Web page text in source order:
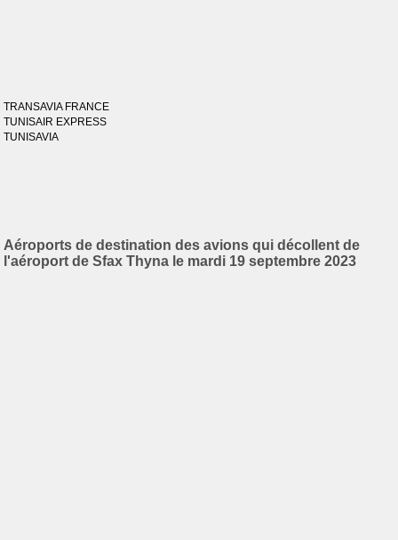
TRANSAVIA FRANCE
TUNISAIR EXPRESS
TUNISAVIA
Aéroports de destination des avions qui décollent de
l'aéroport de Sfax Thyna le mardi 19 septembre 2023